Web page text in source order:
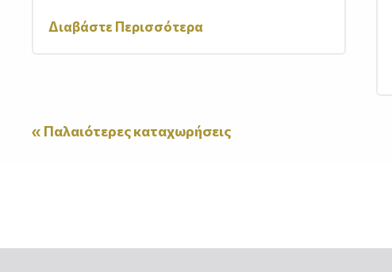
Διαβάστε Περισσότερα
« Παλαιότερες καταχωρήσεις